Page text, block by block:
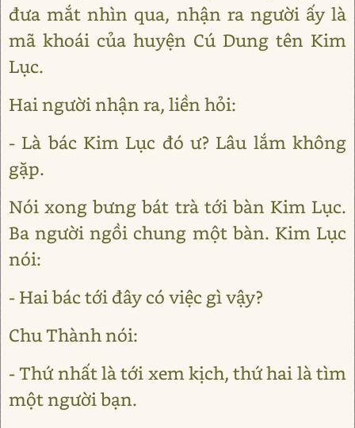
đưa mắt nhìn qua, nhận ra người ấy là
mã khoái của huyện Cú Dung tên Kim
Lục.
Hai người nhận ra, liền hỏi:
- Là bác Kim Lục đó ư? Lâu lắm không
gặp.
Nói xong bưng bát trà tới bàn Kim Lục.
Ba người ngồi chung một bàn. Kim Lục
nói:
- Hai bác tới đây có việc gì vậy?
Chu Thành nói:
- Thứ nhất là tới xem kịch, thứ hai là tìm
một người bạn.